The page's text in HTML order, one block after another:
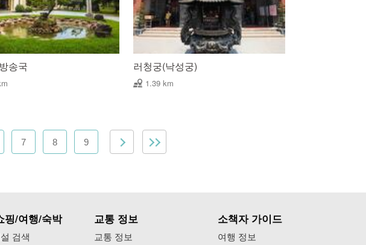
송국 러청궁(낙성궁)
1.39 km
7 8 9
핑/여행/숙박
검색
교통 정보
교통 정보
소책자 가이드
여행 정보